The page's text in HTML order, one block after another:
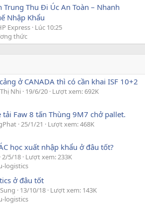
Trung Thu Đi Úc An Toàn – Nhanh
Nhập Khẩu
Express Lúc 10:25
thức
ở CANADA thì có cần khai ISF 10+2
Nhi 19/6/20 Lượt xem: 692K
tải Faw 8 tấn Thùng 9M7 chở pallet.
25/1/21
Lượt xem: 468K
học xuất nhập khẩu ở đâu tốt?
2/5/18 Lượt xem: 233K
logistics
ở đâu tốt
13/10/18 Lượt xem: 143K
logistics